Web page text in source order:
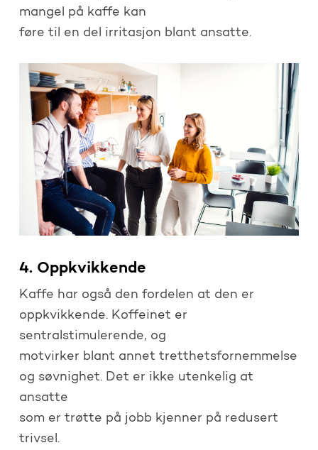
mangel på kaffe kan
føre til en del irritasjon blant ansatte.
4. Oppkvikkende
Kaffe har også den fordelen at den er
oppkvikkende. Koffeinet er
sentralstimulerende, og
motvirker blant annet tretthetsfornemmelse
og søvnighet. Det er ikke utenkelig at
ansatte
som er trøtte på jobb kjenner på redusert
trivsel.